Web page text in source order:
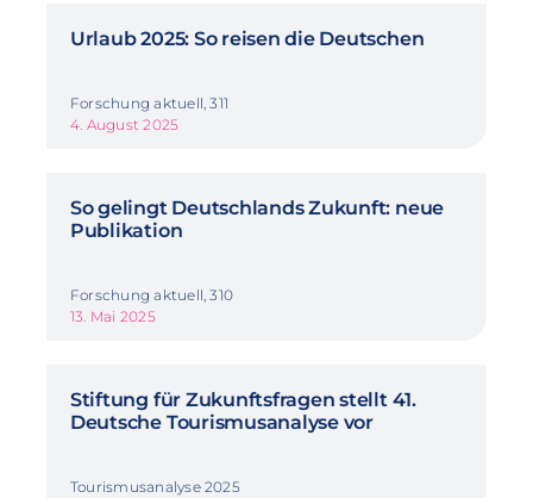
Urlaub 2025: So reisen die Deutschen
Forschung aktuell, 311
4. August 2025
So gelingt Deutschlands Zukunft: neue
Publikation
Forschung aktuell, 310
13. Mai 2025
Stiftung für Zukunftsfragen stellt 41.
Deutsche Tourismusanalyse vor
Tourismusanalyse 2025